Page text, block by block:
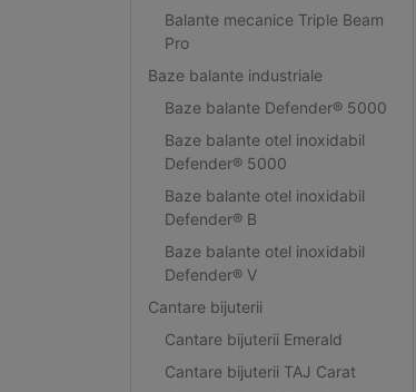
Balante mecanice Triple Beam
Pro
Baze balante industriale
Baze balante Defender® 5000
Baze balante otel inoxidabil
Defender® 5000
Baze balante otel inoxidabil
Defender® B
Baze balante otel inoxidabil
Defender® V
Cantare bijuterii
Cantare bijuterii Emerald
Cantare bijuterii TAJ Carat